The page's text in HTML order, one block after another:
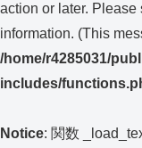
action or later. Please
information. (This
/home/r4285031/
includes/
Notice: 関数